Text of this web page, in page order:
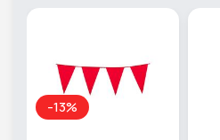
-13%